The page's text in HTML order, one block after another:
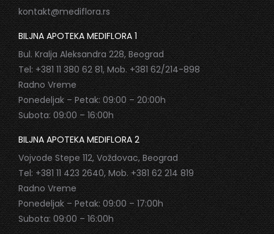
kontakt@mediflora.rs
BILJNA APOTEKA MEDIFLORA 1
Bul. Kralja Aleksandra 228, Beograd
Tel: +381 11 380 62 81, Mob. +381 62/214-898
Radno Vreme
Ponedeljak – Petak: 09:00 – 20:00h
Subota: 09:00 – 16:00h
BILJNA APOTEKA MEDIFLORA 2
Vojvode Stepe 112, Voždovac, Beograd
Tel: +381 11 423 2640, Mob. +381 62 214 819
Radno Vreme
Ponedeljak – Petak: 09:00 – 17:00h
Subota: 09:00 – 16:00h